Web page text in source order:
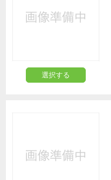
選択する